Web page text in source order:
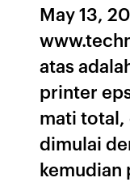
May 13,
atas
printer
mati total,
dimulai
kemudian